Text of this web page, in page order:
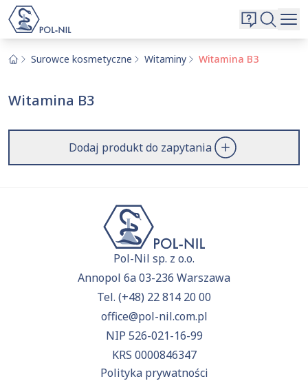
Kontakt
Surowce kosmetyczne Witaminy Witamina B3
Witamina B3
Dodaj produkt do zapytania
Pol-Nil sp. z o.o.
Annopol 6a 03-236 Warszawa
Tel. (+48) 22 814 20 00
office@pol-nil.com.pl
NIP 526-021-16-99
KRS 0000846347
Polityka prywatności
Wybrane surowce i substancje
Przejdź doofertyi dodaj surowce, o których chcesz
dowiedzieć się więcej.
Wyszukiwarka
Szukaj